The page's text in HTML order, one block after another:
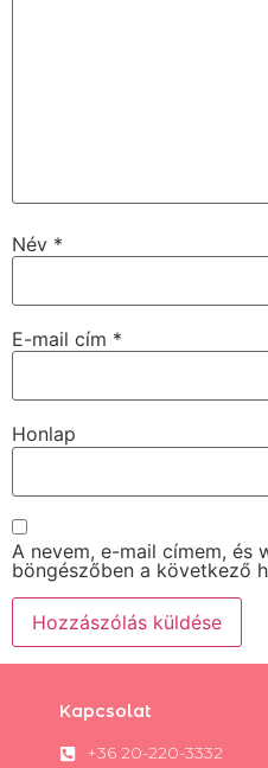
Név *
E-mail cím *
Honlap
A nevem, e-mail címem, és
böngészőben a következő
Kapcsolat
+36 20-220-3332